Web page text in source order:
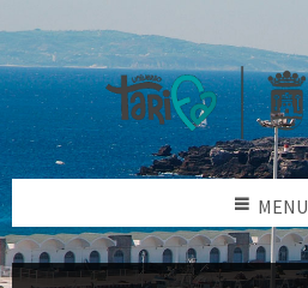
MENU